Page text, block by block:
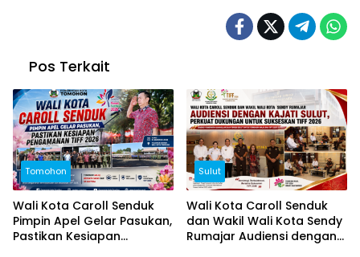
Pos Terkait
Tomohon
Wali Kota Caroll Senduk
Pimpin Apel Gelar Pasukan,
Pastikan Kesiapan
Sulut
Wali Kota Caroll Senduk
dan Wakil Wali Kota Sendy
Rumajar Audiensi dengan